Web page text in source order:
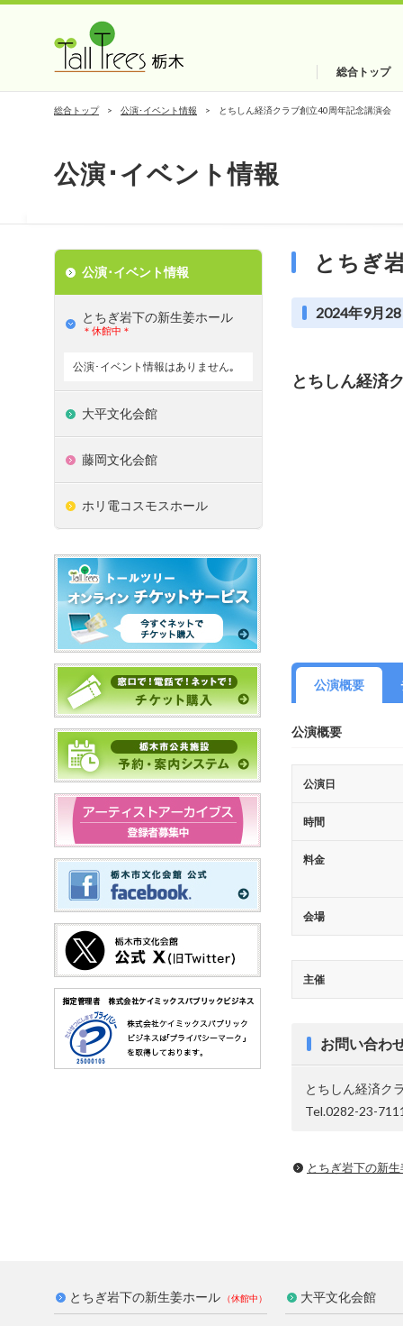
総合トップ
総合トップ 公演･イベント情報 とちしん経済クラブ創立40周年記念講演会
公演･イベント情報
とちぎ
2024年9月
とちしん経済
公演概要
公演概要
公演日
時間
料金
会場
主催
お問い合わ
とちしん経済ク
Tel.0282-23-
とちぎ岩下の新
公演･イベント情報
とちぎ岩下の新⽣姜ホール
＊休館中＊
公演･イベント情報はありません｡
大平文化会館
藤岡文化会館
ホリ電コスモスホール
とちぎ岩下の新生姜ホール 大平文化会館